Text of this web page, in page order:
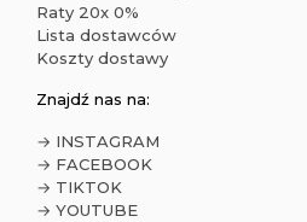
Raty 20x 0%
Lista dostawców
Koszty dostawy
Znajdź nas na:
→ INSTAGRAM
→ FACEBOOK
→ TIKTOK
→ YOUTUBE